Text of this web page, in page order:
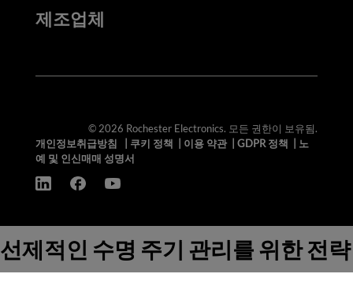
제조업체
© 2026 Rochester Electronics. 모든 권한이 보유됨.
개인정보취급방침
쿠키 정책 이용 약관| GDPR 정책
노
예 및 인신매매 성명서
선제적인 수명 주기 관리를 위한 전략